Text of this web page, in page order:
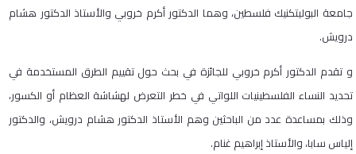
جامعة البوليتكنيك فلسطين، وهما الدكتور أكرم خروبي والأستاذ الدكتور هشام
درويش.
و تقدم الدكتور أكرم خروبي للجائزة في بحث حول تقييم الطرق المستخدمة في
تحديد النساء الفلسطينيات اللواتي في خطر التعرض لهشاشة العظام أو الكسور،
وذلك بمساعدة عدد من الباحثين وهم الأستاذ الدكتور هشام درويش، والدكتور
إلياس سابا، والأستاذ إبراهيم غنام.